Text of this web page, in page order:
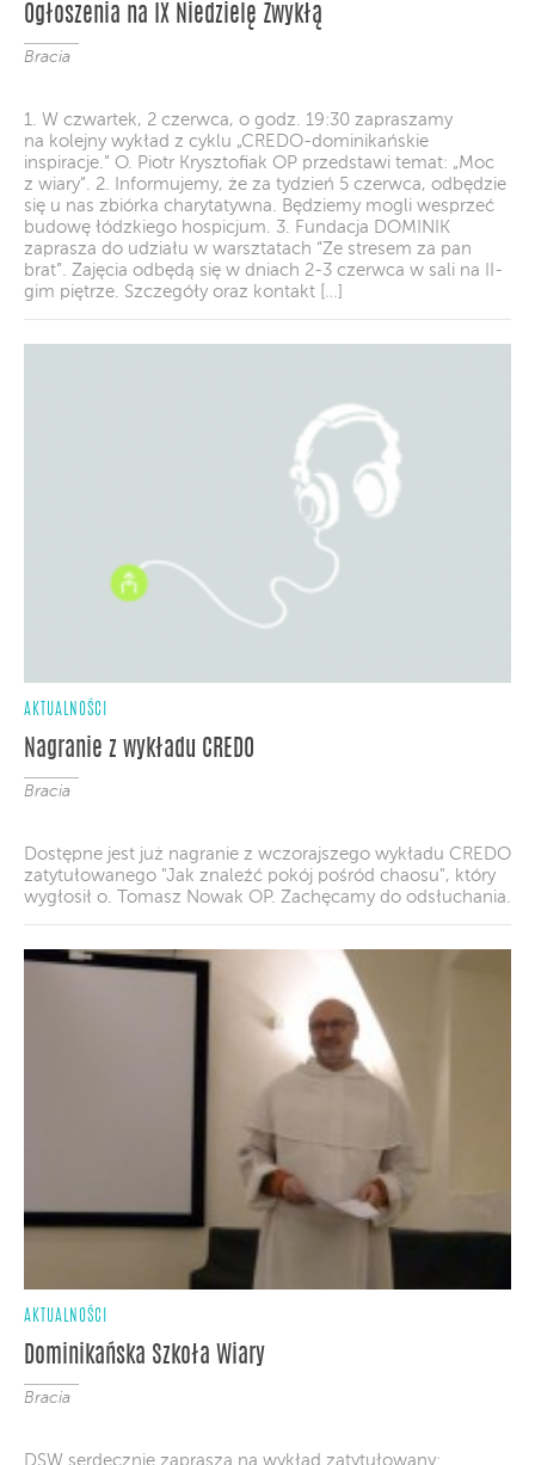
Ogłoszenia na IX Niedzielę Zwykłą
Bracia
1. W czwartek, 2 czerwca, o godz. 19:30 zapraszamy
na kolejny wykład z cyklu „CREDO-dominikańskie
inspiracje.” O. Piotr Krysztofiak OP przedstawi temat: „Moc
z wiary”. 2. Informujemy, że za tydzień 5 czerwca, odbędzie
się u nas zbiórka charytatywna. Będziemy mogli wesprzeć
budowę łódzkiego hospicjum. 3. Fundacja DOMINIK
zaprasza do udziału w warsztatach “Ze stresem za pan
brat”. Zajęcia odbędą się w dniach 2-3 czerwca w sali na II-
gim piętrze. Szczegóły oraz kontakt […]
AKTUALNOŚCI
Nagranie z wykładu CREDO
Bracia
Dostępne jest już nagranie z wczorajszego wykładu CREDO
zatytułowanego "Jak znaleźć pokój pośród chaosu", który
wygłosił o. Tomasz Nowak OP. Zachęcamy do odsłuchania.
AKTUALNOŚCI
Dominikańska Szkoła Wiary
Bracia
DSW serdecznie zaprasza na wykład zatytułowany: